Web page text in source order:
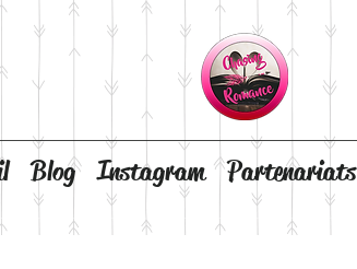
Blog Instagram Partenariats